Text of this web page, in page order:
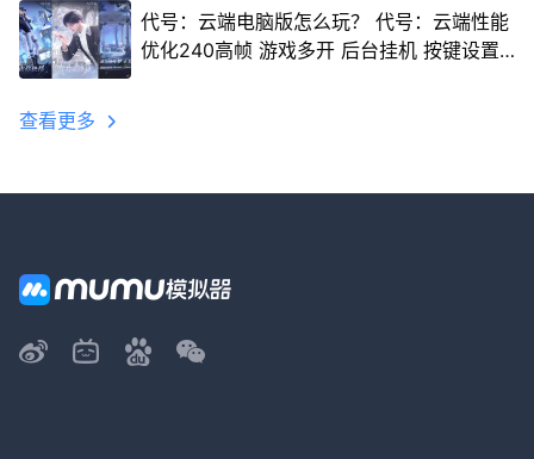
代号：云端电脑版怎么玩？ 代号：云端性能
优化240高帧 游戏多开 后台挂机 按键设置
查看更多